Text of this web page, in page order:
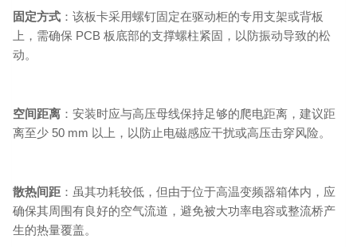
固定方式 ：该板卡采用螺钉固定在驱动柜的专用支架或背板
上，需确保 PCB 板底部的支撑螺柱紧固，以防振动导致的松
动。
空间距离 ：安装时应与高压母线保持足够的爬电距离，建议距
离至少 50 mm 以上，以防止电磁感应干扰或高压击穿风险。
散热间距 ：虽其功耗较低，但由于位于高温变频器箱体内，应
确保其周围有良好的空气流道，避免被大功率电容或整流桥产
生的热量覆盖。